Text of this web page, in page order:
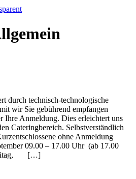
durch technisch-technologische
wir Sie gebührend empfangen
Ihre Anmeldung. Dies erleichtert uns
Cateringbereich. Selbstverständlich
ohne Anmeldung
09.00 – 17.00 Uhr (ab 17.00
[…]